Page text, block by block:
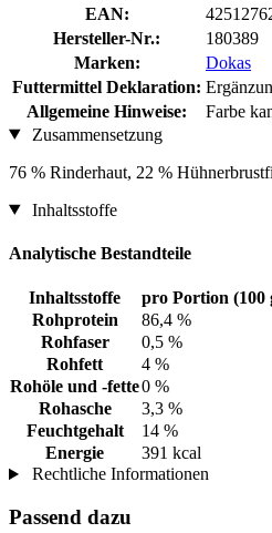
EAN:
Hersteller-Nr.:
180389
Marken:
Dokas
Futtermittel Deklaration:
Allgemeine Hinweise:
Farbe
Zusammensetzung
76 % Rinderhaut, 22 %
Inhaltsstoffe
Analytische Bestandteile
Inhaltsstoffe
pro Portion (100
Rohprotein
86,4 %
Rohfaser
0,5 %
Rohfett
4 %
Rohöle und -fette0 %
Rohasche
3,3 %
Feuchtgehalt
14 %
Energie
391 kcal
Rechtliche Informationen
Passend dazu